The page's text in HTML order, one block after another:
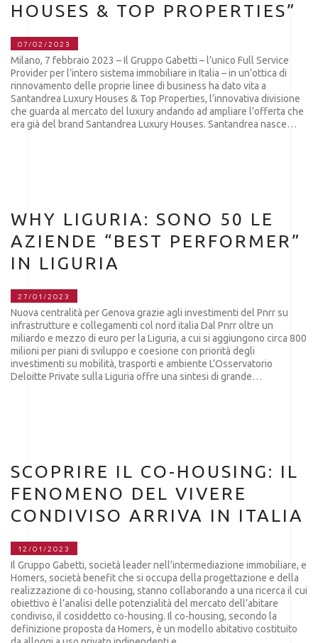
HOUSES & TOP PROPERTIES”
07/02/2023
Milano, 7 febbraio 2023 – Il Gruppo Gabetti – l’unico Full Service
Provider per l’intero sistema immobiliare in Italia – in un’ottica di
rinnovamento delle proprie linee di business ha dato vita a
Santandrea Luxury Houses & Top Properties, l’innovativa divisione
che guarda al mercato del luxury andando ad ampliare l’offerta che
era già del brand Santandrea Luxury Houses. Santandrea nasce…
WHY LIGURIA: SONO 50 LE
AZIENDE “BEST PERFORMER”
IN LIGURIA
27/01/2023
Nuova centralità per Genova grazie agli investimenti del Pnrr su
infrastrutture e collegamenti col nord italia Dal Pnrr oltre un
miliardo e mezzo di euro per la Liguria, a cui si aggiungono circa 800
milioni per piani di sviluppo e coesione con priorità degli
investimenti su mobilità, trasporti e ambiente L’Osservatorio
Deloitte Private sulla Liguria offre una sintesi di grande…
SCOPRIRE IL CO-HOUSING: IL
FENOMENO DEL VIVERE
CONDIVISO ARRIVA IN ITALIA
12/01/2023
Il Gruppo Gabetti, società leader nell’intermediazione immobiliare, e
Homers, società benefit che si occupa della progettazione e della
realizzazione di co-housing, stanno collaborando a una ricerca il cui
obiettivo è l’analisi delle potenzialità del mercato dell’abitare
condiviso, il cosiddetto co-housing. Il co-housing, secondo la
definizione proposta da Homers, è un modello abitativo costituito